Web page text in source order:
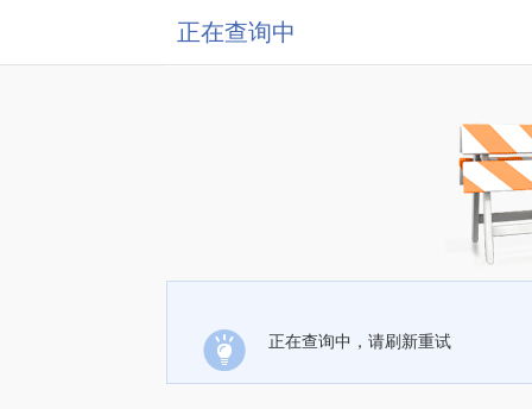
正在查询中
正在查询中，请刷新重试